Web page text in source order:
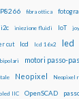
fibra ottica
i2c iniezione fluidi IoT
cut lcd lcd 16x2 led
motori passo-
Neopixel Neopixel
oled IIC OpenSCAD